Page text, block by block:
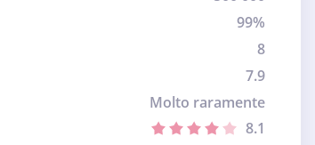
99%
8
7.9
Molto raramente
8.1